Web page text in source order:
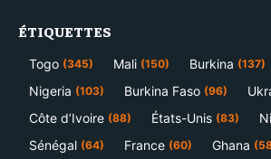
ÉTIQUETTES
Togo (345) Mali (150) Burkina (137)
Nigeria (103) Burkina Faso (96)
Côte d’Ivoire (88) États-Unis (83)
Sénégal (64) France (60) Ghana